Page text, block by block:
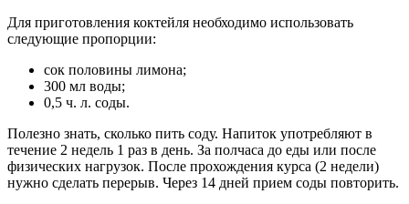
Для приготовления коктейля необходимо использовать
следующие пропорции:
сок половины лимона;
300 мл воды;
0,5 ч. л. соды.
Полезно знать, сколько пить соду. Напиток употребляют в
течение 2 недель 1 раз в день. За полчаса до еды или после
физических нагрузок. После прохождения курса (2 недели)
нужно сделать перерыв. Через 14 дней прием соды повторить.